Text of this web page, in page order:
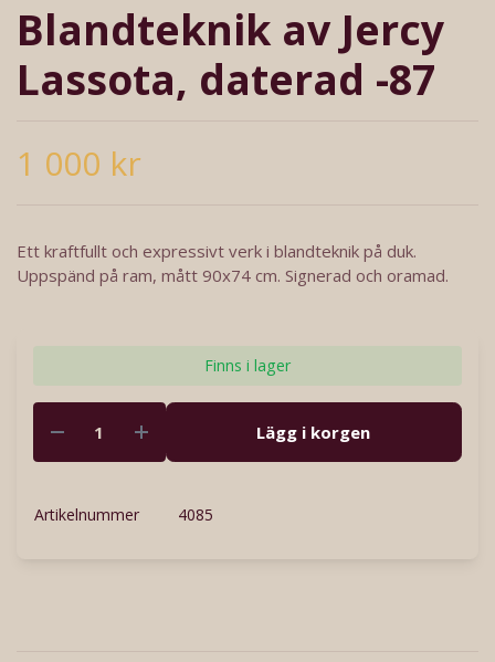
Blandteknik av Jercy
Lassota, daterad -87
1 000 kr
Ett kraftfullt och expressivt verk i blandteknik på duk.
Uppspänd på ram, mått 90x74 cm. Signerad och oramad.
Finns i lager
Lägg i korgen
Artikelnummer 4085